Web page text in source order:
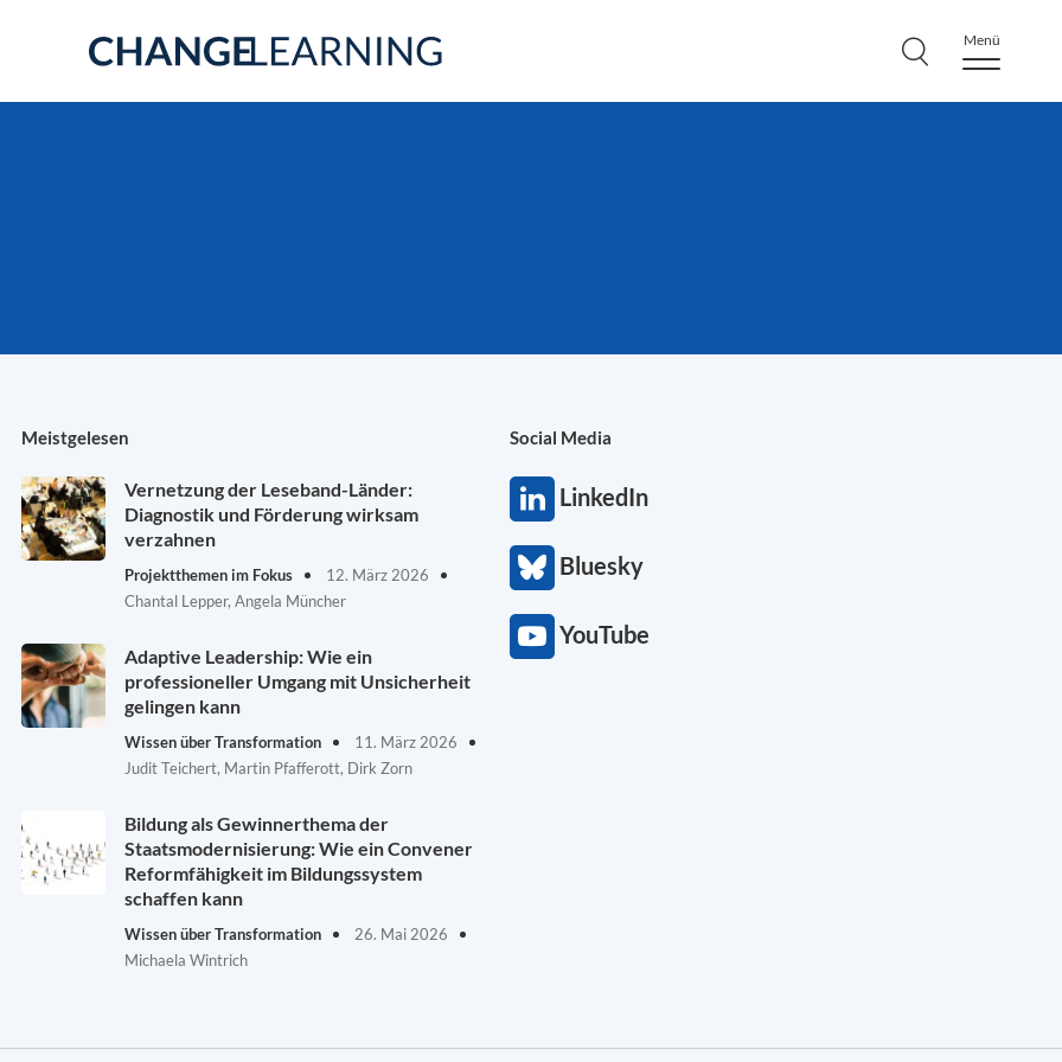
Menü
Meistgelesen
Vernetzung der Leseband-Länder:
Diagnostik und Förderung wirksam
verzahnen
Projektthemen im Fokus
12. März 2026
Chantal Lepper, Angela Müncher
Adaptive Leadership: Wie ein
professioneller Umgang mit Unsicherheit
gelingen kann
Wissen über Transformation
11. März 2026
Judit Teichert, Martin Pfafferott, Dirk Zorn
Bildung als Gewinnerthema der
Staatsmodernisierung: Wie ein Convener
Reformfähigkeit im Bildungssystem
schaffen kann
Wissen über Transformation
26. Mai 2026
Michaela Wintrich
Social Media
LinkedIn
Bluesky
YouTube